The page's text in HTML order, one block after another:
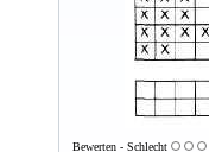
Bewerten - Schlecht